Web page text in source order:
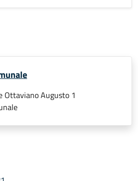
Ottaviano Augusto 1